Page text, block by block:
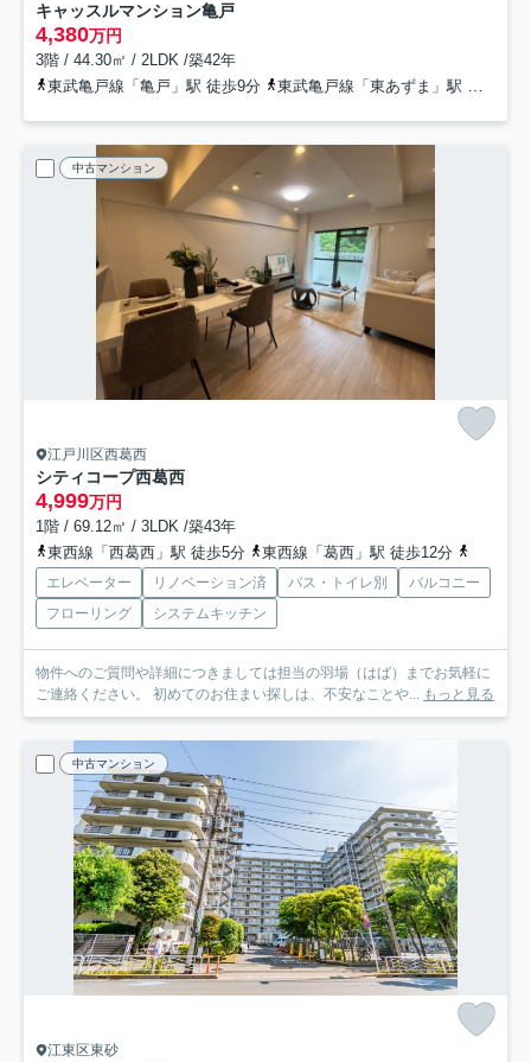
キャッスルマンション亀戸
4,380万円
3階 / 44.30㎡ / 2LDK /築42年
東武亀戸線「亀戸」駅 徒歩9分
東武亀戸線「東あずま」駅 徒歩9分
中古マンション
江戸川区西葛西
シティコープ西葛西
4,999万円
1階 / 69.12㎡ / 3LDK /築43年
東西線「西葛西」駅 徒歩5分
東西線「葛西」駅 徒歩12分
エレベーター リノベーション済 バス・トイレ別
バルコニー
フローリング
システムキッチン
物件へのご質問や詳細につきましては担当の羽場（はば）までお気軽に
ご連絡ください。 初めてのお住まい探しは、不安なことや... もっと見る
中古マンション
江東区東砂